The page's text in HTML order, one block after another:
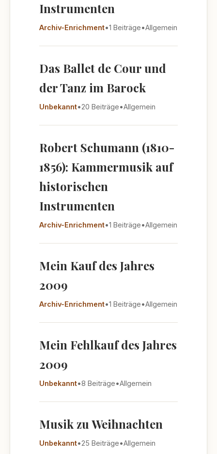
Instrumenten
Archiv-Enrichment•1 Beiträge•Allgemein
Das Ballet de Cour und
der Tanz im Barock
Unbekannt•20 Beiträge•Allgemein
Robert Schumann (1810-
1856): Kammermusik auf
historischen
Instrumenten
Archiv-Enrichment•1 Beiträge•Allgemein
Mein Kauf des Jahres
2009
Archiv-Enrichment•1 Beiträge•Allgemein
Mein Fehlkauf des Jahres
2009
Unbekannt•8 Beiträge•Allgemein
Musik zu Weihnachten
Unbekannt•25 Beiträge•Allgemein